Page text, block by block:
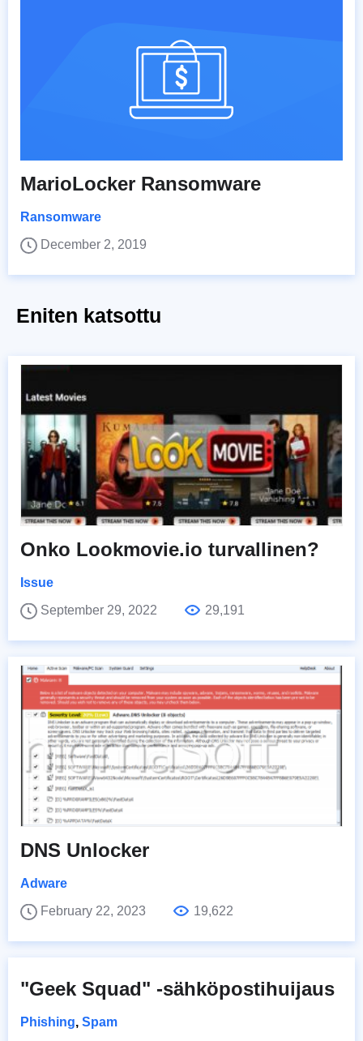
MarioLocker Ransomware
Ransomware
December 2, 2019
Eniten katsottu
Onko Lookmovie.io turvallinen?
Issue
September 29, 2022
29,191
DNS Unlocker
Adware
February 22, 2023
19,622
"Geek Squad" -sähköpostihuijaus
Phishing, Spam